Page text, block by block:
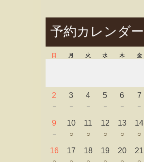
予約カレンダー
日 月 火 水 木 金
2
－
3
－
4
－
5
－
6
－
7
－
9
－
10
○
11
○
12
○
13
○
14
○
16 17 18 19 20 21